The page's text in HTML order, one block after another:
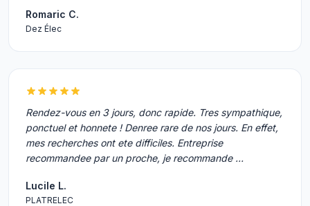
Romaric C.
Dez Élec
Rendez-vous en 3 jours, donc rapide. Tres sympathique,
ponctuel et honnete ! Denree rare de nos jours. En effet,
mes recherches ont ete difficiles. Entreprise
recommandee par un proche, je recommande …
Lucile L.
PLATRELEC